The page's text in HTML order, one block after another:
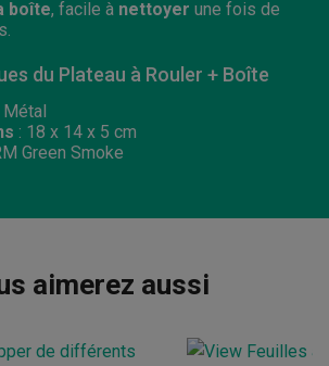
boîte, facile à nettoyer une fois de
du Plateau à Rouler + Boîte
Métal
: 18 x 14 x 5 cm
Green Smoke
aimerez aussi